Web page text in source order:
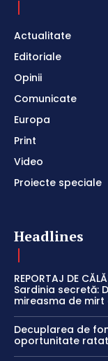
Actualitate
Editoriale
Opinii
Comunicate
Europa
Print
Video
Proiecte speciale
Headlines
REPORTAJ DE
Sardinia secretă:
mireasma de mirt
Decuplarea de
oportunitate